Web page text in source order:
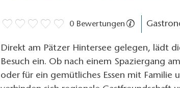
0 Bewertungen
Direkt am Pätzer Hintersee gelegen, lädt
Besuch ein. Ob nach einem Spaziergang
oder für ein gemütliches Essen mit Familie